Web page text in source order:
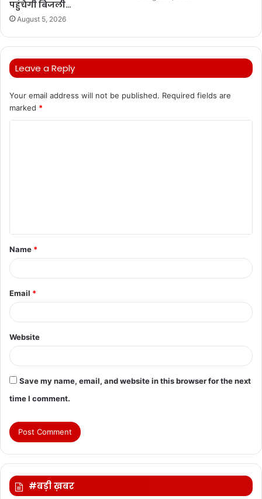
पहुंचेगी बिजली…
August 5, 2026
Leave a Reply
Your email address will not be published. Required fields are
marked *
t
*
Name *
Email *
Website
Save my name, email, and website in this browser for the next
time I comment.
#बड़ी ख़बर